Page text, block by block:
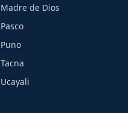
Madre de Dios
Pasco
Puno
Tacna
Ucayali